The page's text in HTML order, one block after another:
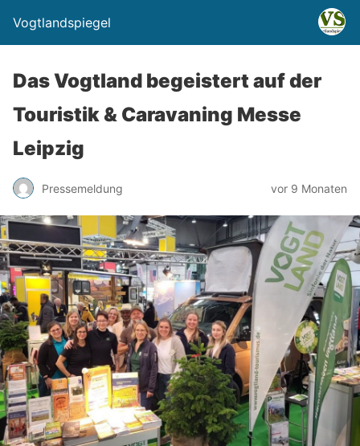
Vogtlandspiegel
Das Vogtland begeistert auf der
Touristik & Caravaning Messe
Leipzig
Pressemeldung vor 9 Monaten